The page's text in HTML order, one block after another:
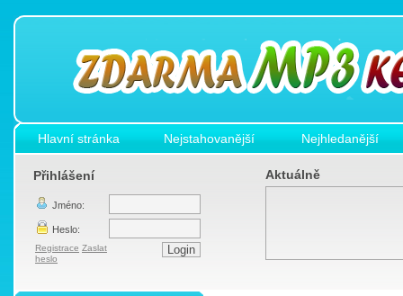
Hlavní stránka Nejstahovanější Nejhledanější
Přihlášení
Jméno:
Heslo:
Registrace Zaslat
heslo
Aktuálně